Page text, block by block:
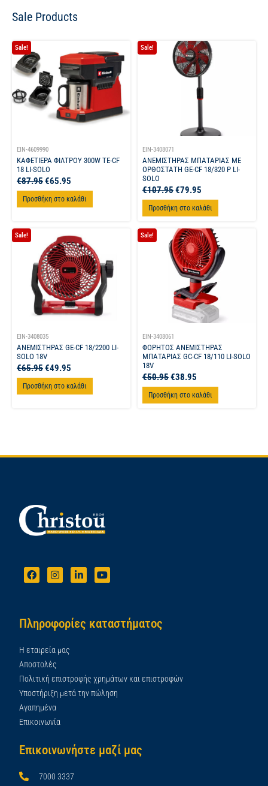
Sale Products
Sale!
EIN-4609990
ΚΑΦΕΤΙΕΡΑ ΦΙΛΤΡΟΥ 300W TE-CF
18 LI-SOLO
€87.95€65.95
Προσθήκη στο καλάθι
Sale!
EIN-3408071
ΑΝΕΜΙΣΤΗΡΑΣ ΜΠΑΤΑΡΙΑΣ ΜΕ
ΟΡΘΟΣΤΑΤΗ GE-CF 18/320 P LI-
SOLO
€107.95€79.95
Προσθήκη στο καλάθι
Sale!
EIN-3408035
ΑΝΕΜΙΣΤΗΡΑΣ GE-CF 18/2200 LI-
SOLO 18V
€65.95€49.95
Προσθήκη στο καλάθι
Sale!
EIN-3408061
ΦΟΡΗΤΟΣ ΑΝΕΜΙΣΤΗΡΑΣ
ΜΠΑΤΑΡΙΑΣ GC-CF 18/110 LI-SOLO
18V
€50.95€38.95
Προσθήκη στο καλάθι
Πληροφορίες καταστήματος
Η εταιρεία μας
Αποστολές
Πολιτική επιστροφής χρημάτων και επιστροφών
Υποστήριξη μετά την πώληση
Αγαπημένα
Επικοινωνία
Επικοινωνήστε μαζί μας
7000 3337